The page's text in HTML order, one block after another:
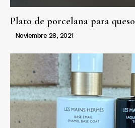
Plato de porcelana para queso
Noviembre 28, 2021